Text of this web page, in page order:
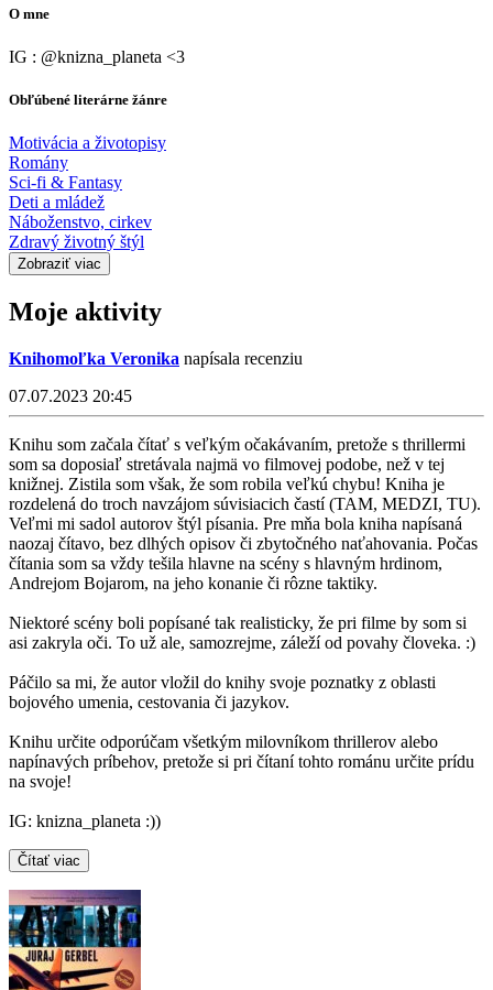
O mne
IG : @knizna_planeta <3
Obľúbené literárne žánre
Motivácia a životopisy
Romány
Sci-fi & Fantasy
Deti a mládež
Náboženstvo, cirkev
Zdravý životný štýl
Zobraziť viac
Moje aktivity
Knihomoľka Veronika napísala recenziu
07.07.2023 20:45
Knihu som začala čítať s veľkým očakávaním, pretože s thrillermi
som sa doposiaľ stretávala najmä vo filmovej podobe, než v tej
knižnej. Zistila som však, že som robila veľkú chybu! Kniha je
rozdelená do troch navzájom súvisiacich častí (TAM, MEDZI, TU).
Veľmi mi sadol autorov štýl písania. Pre mňa bola kniha napísaná
naozaj čítavo, bez dlhých opisov či zbytočného naťahovania. Počas
čítania som sa vždy tešila hlavne na scény s hlavným hrdinom,
Andrejom Bojarom, na jeho konanie či rôzne taktiky.
Niektoré scény boli popísané tak realisticky, že pri filme by som si
asi zakryla oči. To už ale, samozrejme, záleží od povahy človeka. :)
Páčilo sa mi, že autor vložil do knihy svoje poznatky z oblasti
bojového umenia, cestovania či jazykov.
Knihu určite odporúčam všetkým milovníkom thrillerov alebo
napínavých príbehov, pretože si pri čítaní tohto románu určite prídu
na svoje!
IG: knizna_planeta :))
Čítať viac